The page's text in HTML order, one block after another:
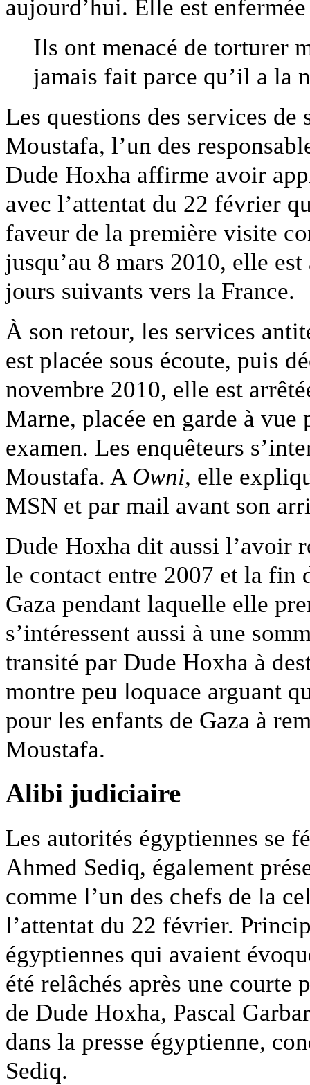
aujourd’hui. Elle est
Ils ont menacé de torturer
jamais fait parce qu’il a la
Les questions des services
Moustafa, l’un des
Dude Hoxha affirme avoir
avec l’attentat du 22 février
faveur de la première visite
jusqu’au 8 mars 2010, elle
jours suivants vers la France.
À son retour, les services
est placée sous écoute, puis
novembre 2010, elle est
Marne, placée en garde à vue
examen. Les enquêteurs
Moustafa. A Owni, elle
MSN et par mail avant son
Dude Hoxha dit aussi l’avoir
le contact entre 2007 et la fin
Gaza pendant laquelle elle
s’intéressent aussi à une
transité par Dude Hoxha à
montre peu loquace arguant
pour les enfants de Gaza à
Moustafa.
Alibi judiciaire
Les autorités égyptiennes se
Ahmed Sediq, également
comme l’un des chefs de la
l’attentat du 22 février.
égyptiennes qui avaient
été relâchés après une courte
de Dude Hoxha, Pascal
dans la presse égyptienne,
Sediq.